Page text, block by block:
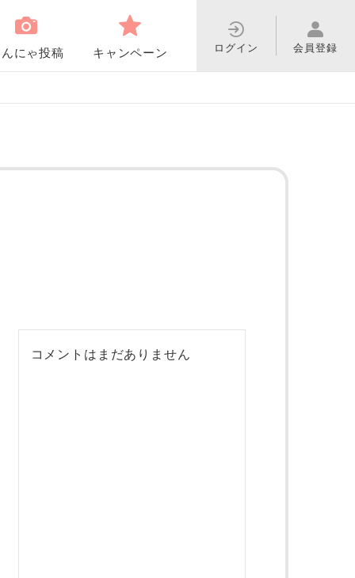
ログイン 会員登録
にゃ投稿 キャンペーン
コメントはまだありません